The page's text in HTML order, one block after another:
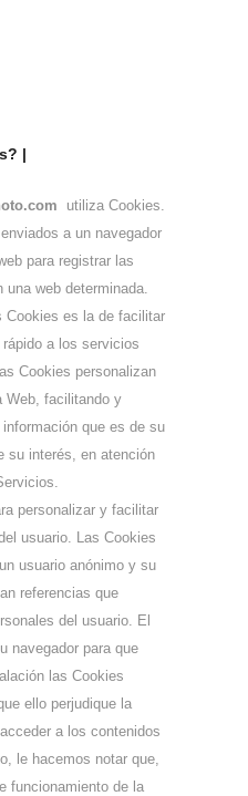
|
utiliza Cookies.
a un navegador
para registrar las
web determinada.
Cookies es la de facilitar
a los servicios
Cookies personalizan
Web, facilitando y
que es de su
su interés, en atención
personalizar y facilitar
usuario. Las Cookies
usuario anónimo y su
referencias que
del usuario. El
navegador para que
las Cookies
ello perjudique la
a los contenidos
le hacemos notar que,
funcionamiento de la